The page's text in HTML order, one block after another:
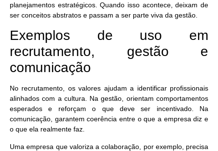
planejamentos estratégicos. Quando isso acontece, deixam de
ser conceitos abstratos e passam a ser parte viva da gestão.
Exemplos de uso em
recrutamento, gestão e
comunicação
No recrutamento, os valores ajudam a identificar profissionais
alinhados com a cultura . Na gestão, orientam comportamentos
esperados e reforçam o que deve ser incentivado. Na
comunicação, garantem coerência entre o que a empresa diz e
o que ela realmente faz.
Uma empresa que valoriza a colaboração, por exemplo, precisa